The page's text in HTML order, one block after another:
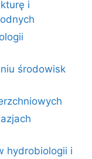
i
środowisk
hydrobiologii i